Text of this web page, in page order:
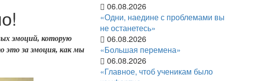
эмоций, которую
это за эмоция, как мы
06.08.2026
«Одни, наедине с проблемами вы
не останетесь»
06.08.2026
«Большая перемена»
06.08.2026
«Главное, чтоб ученикам было